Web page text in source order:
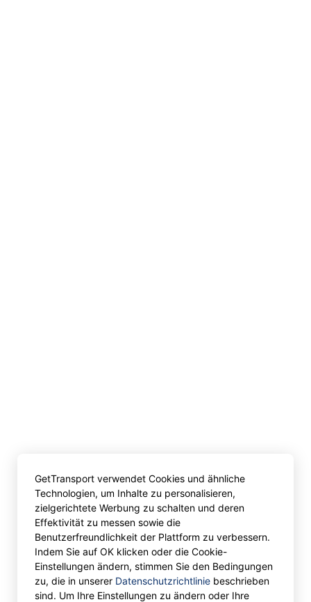
GetTransport verwendet Cookies und ähnliche
Technologien, um Inhalte zu personalisieren,
zielgerichtete Werbung zu schalten und deren
Effektivität zu messen sowie die
Benutzerfreundlichkeit der Plattform zu verbessern.
Indem Sie auf OK klicken oder die Cookie-
Einstellungen ändern, stimmen Sie den Bedingungen
zu, die in unserer Datenschutzrichtlinie beschrieben
sind. Um Ihre Einstellungen zu ändern oder Ihre